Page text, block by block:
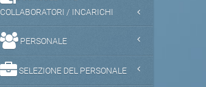
COLLABORATORI / INCARICHI
PERSONALE
SELEZIONE DEL PERSONALE